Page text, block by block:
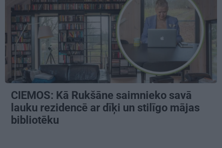
CIEMOS: Kā Rukšāne saimnieko savā
lauku rezidencē ar dīķi un stilīgo mājas
bibliotēku